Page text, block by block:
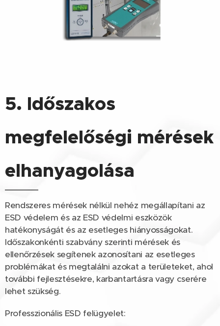
5. Időszakos
megfelelőségi mérések
elhanyagolása
Rendszeres mérések nélkül nehéz megállapítani az
ESD védelem és az ESD védelmi eszközök
hatékonyságát és az esetleges hiányosságokat.
Időszakonkénti szabvány szerinti mérések és
ellenőrzések segítenek azonosítani az esetleges
problémákat és megtalálni azokat a területeket, ahol
további fejlesztésekre, karbantartásra vagy cserére
lehet szükség.
Professzionális ESD felügyelet: